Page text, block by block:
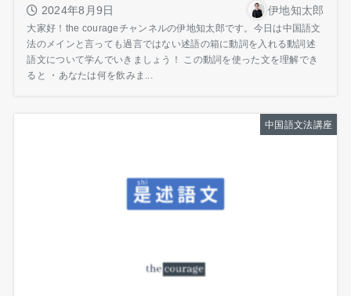
2024年8月9日 伊地知太郎
大家好！the courageチャンネルの伊地知太郎です。今日は中国語文
法のメインと言っても過言ではない述語の箱に動詞を入れる動詞述
語文について学んでいきましょう！ この動詞を使った文を理解でき
ると ・あなたは何を飲みま...
中国語文法講座